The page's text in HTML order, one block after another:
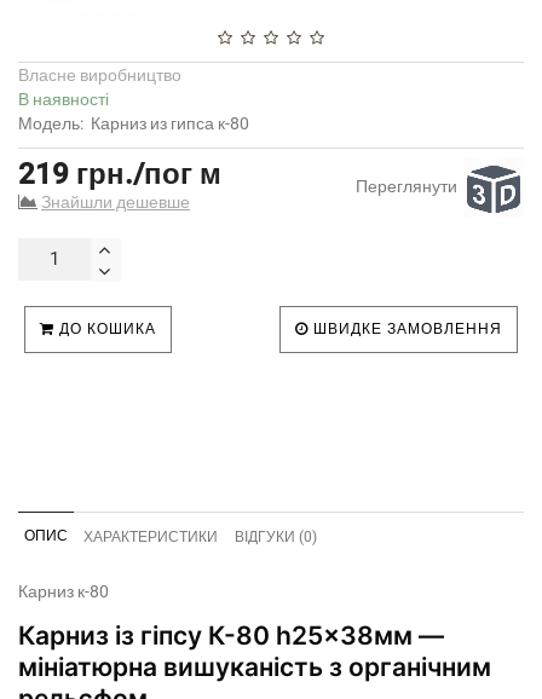
Власне виробництво
В наявності
Модель: Карниз из гипса к-80
219 грн./пог м
Знайшли дешевше
Переглянути
ДО КОШИКА ШВИДКЕ ЗАМОВЛЕННЯ
ОПИС ХАРАКТЕРИСТИКИ ВІДГУКИ (0)
Карниз к-80
Карниз із гіпсу К-80 h25x38мм —
мініатюрна вишуканість з органічним